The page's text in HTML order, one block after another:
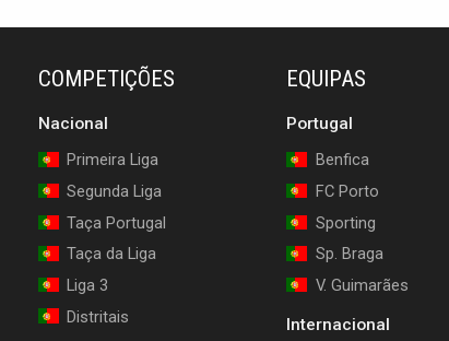
COMPETIÇÕES
Nacional
Primeira Liga
Segunda Liga
Taça Portugal
Taça da Liga
Liga 3
Distritais
EQUIPAS
Portugal
Benfica
FC Porto
Sporting
Sp. Braga
V. Guimarães
Internacional